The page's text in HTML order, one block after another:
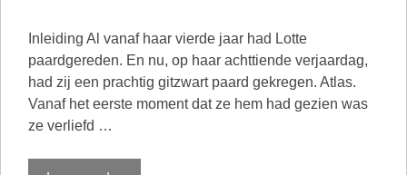
Inleiding Al vanaf haar vierde jaar had Lotte
paardgereden. En nu, op haar achttiende verjaardag,
had zij een prachtig gitzwart paard gekregen. Atlas.
Vanaf het eerste moment dat ze hem had gezien was
ze verliefd …